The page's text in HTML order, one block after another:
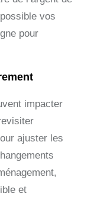
vos
pour
impacter
ajuster les
et